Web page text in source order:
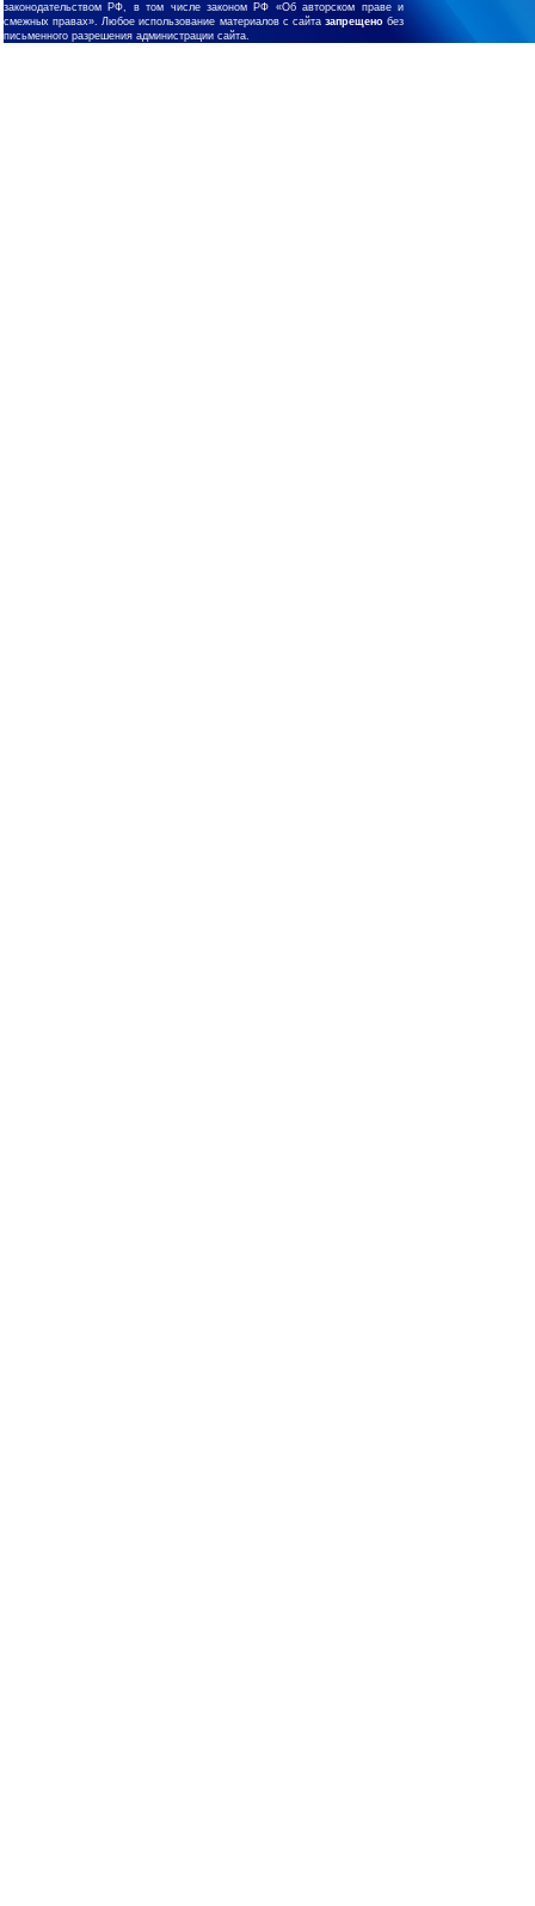
законодательством РФ, в том числе законом РФ «Об авторском праве и
смежных правах». Любое использование материалов с сайта запрещенобез
письменного разрешения администрации сайта.